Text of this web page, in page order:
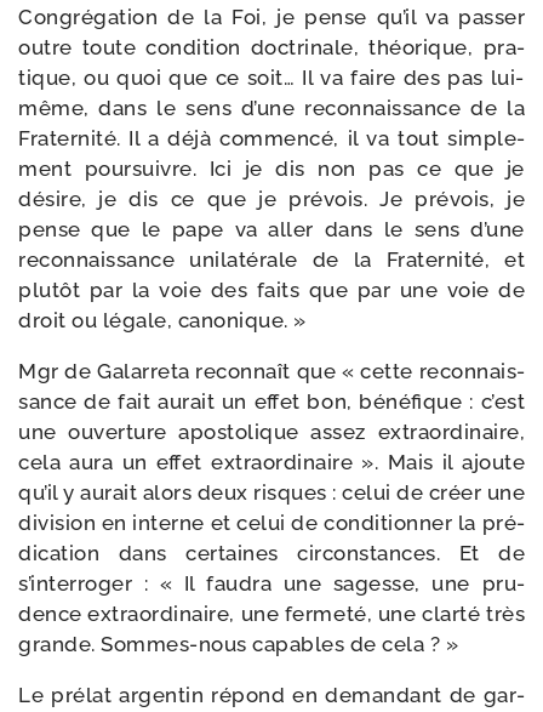
Congrégation de la Foi, je pense qu’il va pas­ser
outre toute condi­tion doc­tri­nale, théo­rique, pra­
tique, ou quoi que ce soit… Il va faire des pas lui-​
même, dans le sens d’une recon­nais­sance de la
Fraternité. Il a déjà com­men­cé, il va tout sim­ple­
ment pour­suivre. Ici je dis non pas ce que je
désire, je dis ce que je pré­vois. Je pré­vois, je
pense que le pape va aller dans le sens d’une
recon­nais­sance uni­la­té­rale de la Fraternité, et
plu­tôt par la voie des faits que par une voie de
droit ou légale, canonique. »
Mgr de Galarreta recon­naît que « cette recon­nais­
sance de fait aurait un effet bon, béné­fique : c’est
une ouver­ture apos­to­lique assez extra­or­di­naire,
cela aura un effet extra­or­di­naire ». Mais il ajoute
qu’il y aurait alors deux risques : celui de créer une
divi­sion en interne et celui de condi­tion­ner la pré­
di­ca­tion dans cer­taines cir­cons­tances. Et de
s’interroger : « Il fau­dra une sagesse, une pru­
dence extra­or­di­naire, une fer­me­té, une clar­té très
grande. Sommes-​nous capables de cela ? »
Le pré­lat argen­tin répond en deman­dant de gar­